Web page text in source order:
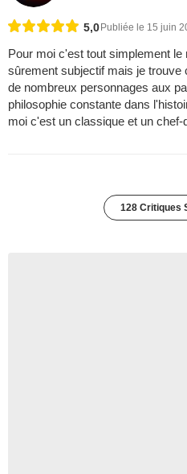
5,0 Publiée le 15 juin
Pour moi c'est tout simplement
sûrement subjectif mais je
de nombreux personnages aux
philosophie constante dans
moi c'est un classique et un
128 Critiques